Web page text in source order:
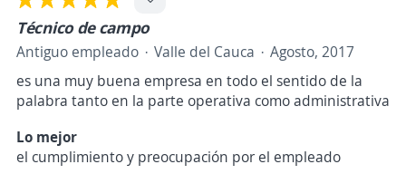
Técnico de campo
Antiguo empleado Valle del Cauca
Agosto, 2017
es una muy buena empresa en todo el sentido de la
palabra tanto en la parte operativa como administrativa
Lo mejor
el cumplimiento y preocupación por el empleado